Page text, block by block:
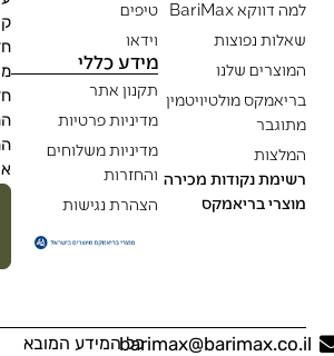
למה דווקא BariMax
שאלות נפוצות
המוצרים שלנו
בריאמקס מולטיויטמין
מתוגבר
המלצות
רשימת נקודות מכירה
מוצרי בריאמקס
טיפים
וידאו
מידע כללי
תקנון אתר
מדיניות פרטיות
מדיניות משלוחים
והחזרות
הצהרת נגישות
barimax@barimax.co.ilכל המידע המובא